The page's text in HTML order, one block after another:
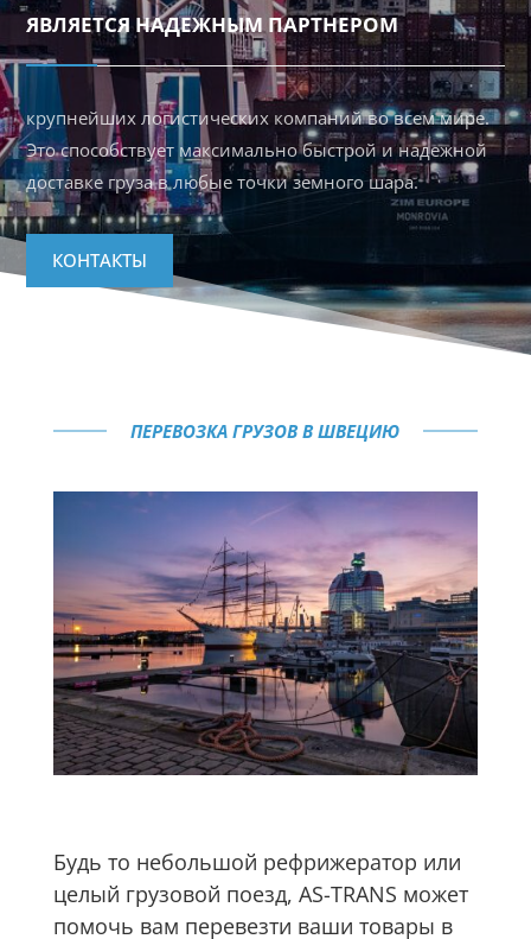
ЯВЛЯЕТСЯ НАДЕЖНЫМ ПАРТНЕРОМ
крупнейших логистических компаний во всем мире.
Это способствует максимально быстрой и надежной
доставке груза в любые точки земного шара.
КОНТАКТЫ
ПЕРЕВОЗКА ГРУЗОВ В ШВЕЦИЮ
Будь то небольшой рефрижератор или
целый грузовой поезд, AS-TRANS может
помочь вам перевезти ваши товары в